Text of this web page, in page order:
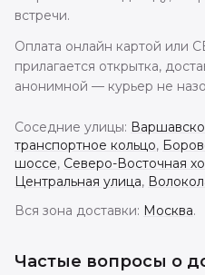
встречи.
Оплата онлайн картой или
прилагается открытка,
анонимной — курьер не
Соседние улицы:
транспортное кольцо,
шоссе, Северо-Восточная
Центральная улица,
Вся зона доставки: Москва.
Частые вопросы о